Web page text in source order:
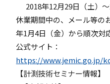
2018年12月29日（土）
休業期間中の、メール等の
年1月4日（金）から順次対
公式サイト：
https://www.jemic.go.jp/
【計測技術セミナー情報】